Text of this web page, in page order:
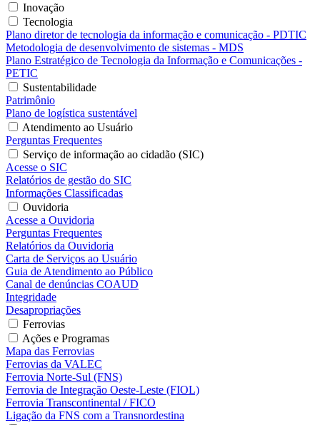
Inovação
Tecnologia
Plano diretor de tecnologia da informação e comunicação - PDTIC
Metodologia de desenvolvimento de sistemas - MDS
Plano Estratégico de Tecnologia da Informação e Comunicações -
PETIC
Sustentabilidade
Patrimônio
Plano de logística sustentável
Atendimento ao Usuário
Perguntas Frequentes
Serviço de informação ao cidadão (SIC)
Acesse o SIC
Relatórios de gestão do SIC
Informações Classificadas
Ouvidoria
Acesse a Ouvidoria
Perguntas Frequentes
Relatórios da Ouvidoria
Carta de Serviços ao Usuário
Guia de Atendimento ao Público
Canal de denúncias COAUD
Integridade
Desapropriações
Ferrovias
Ações e Programas
Mapa das Ferrovias
Ferrovias da VALEC
Ferrovia Norte-Sul (FNS)
Ferrovia de Integração Oeste-Leste (FIOL)
Ferrovia Transcontinental / FICO
Ligação da FNS com a Transnordestina